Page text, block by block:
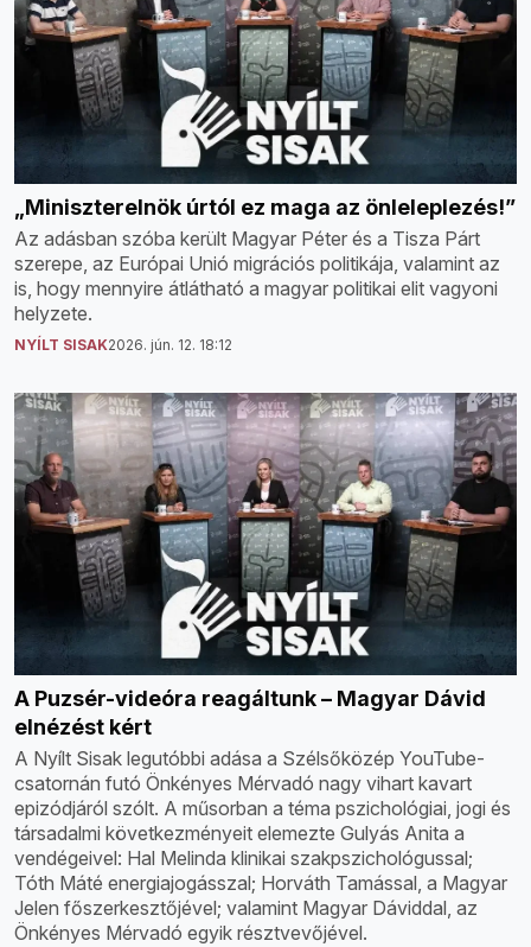
„Miniszterelnök úrtól ez maga az önleleplezés!”
Az adásban szóba került Magyar Péter és a Tisza Párt
szerepe, az Európai Unió migrációs politikája, valamint az
is, hogy mennyire átlátható a magyar politikai elit vagyoni
helyzete.
NYÍLT SISAK2026. jún. 12. 18:12
A Puzsér-videóra reagáltunk – Magyar Dávid
elnézést kért
A Nyílt Sisak legutóbbi adása a Szélsőközép YouTube-
csatornán futó Önkényes Mérvadó nagy vihart kavart
epizódjáról szólt. A műsorban a téma pszichológiai, jogi és
társadalmi következményeit elemezte Gulyás Anita a
vendégeivel: Hal Melinda klinikai szakpszichológussal;
Tóth Máté energiajogásszal; Horváth Tamással, a Magyar
Jelen főszerkesztőjével; valamint Magyar Dáviddal, az
Önkényes Mérvadó egyik résztvevőjével.